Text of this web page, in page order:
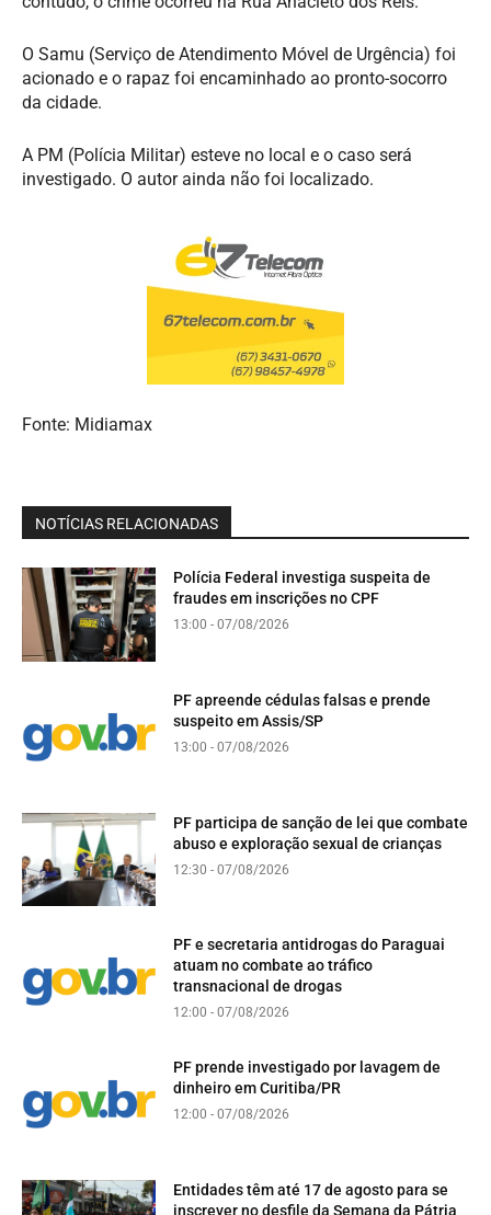
O Samu (Serviço de Atendimento Móvel de Urgência) foi
acionado e o rapaz foi encaminhado ao pronto-socorro
da cidade.
A PM (Polícia Militar) esteve no local e o caso será
investigado. O autor ainda não foi localizado.
Fonte: Midiamax
NOTÍCIAS RELACIONADAS
Polícia Federal investiga suspeita de
fraudes em inscrições no CPF
13:00 - 07/08/2026
PF apreende cédulas falsas e prende
suspeito em Assis/SP
13:00 - 07/08/2026
PF participa de sanção de lei que combate
abuso e exploração sexual de crianças
12:30 - 07/08/2026
PF e secretaria antidrogas do Paraguai
atuam no combate ao tráfico
transnacional de drogas
12:00 - 07/08/2026
PF prende investigado por lavagem de
dinheiro em Curitiba/PR
12:00 - 07/08/2026
Entidades têm até 17 de agosto para se
inscrever no desfile da Semana da Pátria